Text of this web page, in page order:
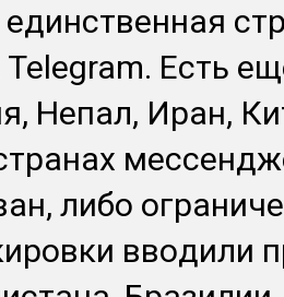
единс­твен­ная
Telegram. Есть
Не­пал, Иран,
ли­бо
вво­ди­ли